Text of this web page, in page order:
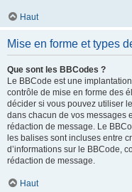
Haut
Mise en forme et types
Que sont les BBCodes ?
Le BBCode est une
contrôle de mise en forme des
décider si vous pouvez utiliser
dans chacun de vos messages
rédaction de message. Le
les balises sont incluses entre
d’informations sur le BBCode,
rédaction de message.
Haut